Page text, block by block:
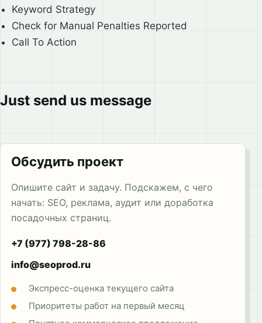
Keyword Strategy
Check for Manual Penalties Reported
Call To Action
Just send us message
Обсудить проект
Опишите сайт и задачу. Подскажем, с чего
начать: SEO, реклама, аудит или доработка
посадочных страниц.
+7 (977) 798-28-86
info@seoprod.ru
Экспресс-оценка текущего сайта
Приоритеты работ на первый месяц